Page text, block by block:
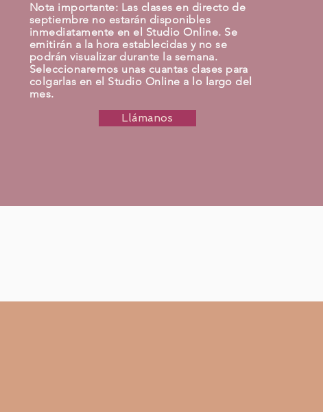
Nota importante: Las clases en directo de
septiembre no estarán disponibles
inmediatamente en el Studio Online. Se
emitirán a la hora establecidas y no se
podrán visualizar durante la semana.
Seleccionaremos unas cuantas clases para
colgarlas en el Studio Online a lo largo del
mes.
Llámanos